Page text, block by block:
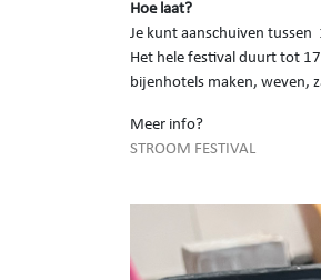
Hoe laat?
Je kunt aanschuiven
Het hele festival duurt tot
bijenhotels maken, weven,
Meer info?
STROOM FESTIVAL